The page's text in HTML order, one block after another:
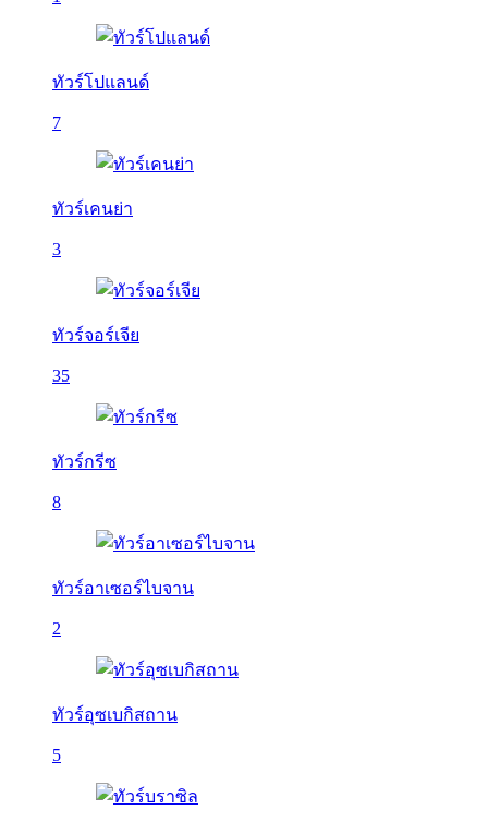
ทัวร์โปแลนด์
7
ทัวร์เคนย่า
3
ทัวร์จอร์เจีย
35
ทัวร์กรีซ
8
ทัวร์อาเซอร์ไบจาน
2
ทัวร์อุซเบกิสถาน
5